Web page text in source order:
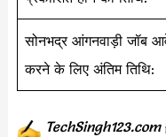
सोनभद्र आंगनवाड़ी जॉब
करने के लिए अंतिम तिथि:
TechSingh123.com